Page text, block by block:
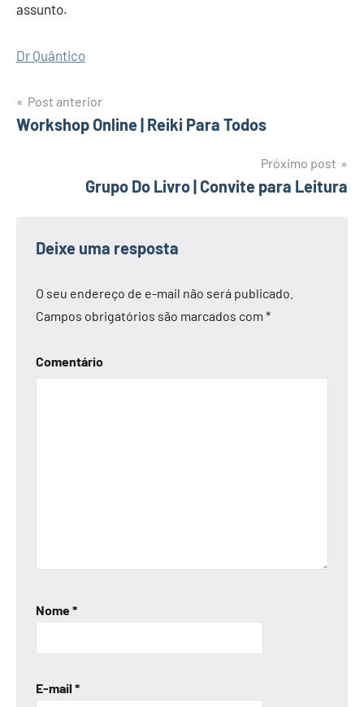
assunto.
Dr Quântico
Navegação
Post anterior
Workshop Online | Reiki Para Todos
Próximo post
Grupo Do Livro | Convite para Leitura
Deixe uma resposta
O seu endereço de e-mail não será publicado.
Campos obrigatórios são marcados com *
Comentário
Nome*
E-mail *